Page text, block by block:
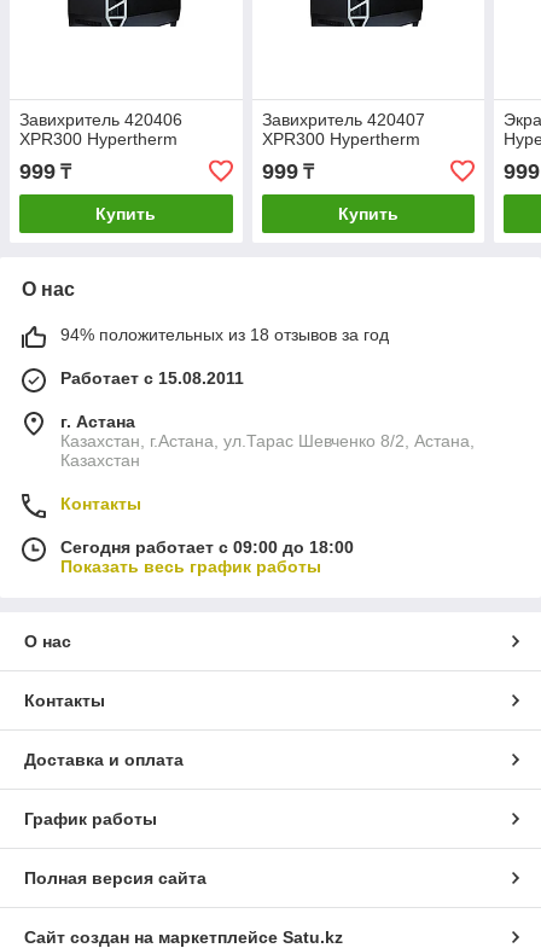
Завихритель 420406
XPR300 Hypertherm
999 ₸
Купить
Завихритель 420407
XPR300 Hypertherm
999₸
Купить
999
О нас
94% положительных из 18 отзывов за год
Работает с 15.08.2011
г. Астана
Казахстан, г.Астана, ул.Тарас Шевченко 8/2, Астана,
Казахстан
Контакты
Сегодня работает с 09:00 до 18:00
Показать весь график работы
О нас
Контакты
Доставка и оплата
График работы
Полная версия сайта
Сайт создан на маркетплейсе Satu.kz